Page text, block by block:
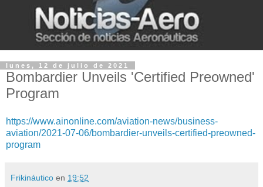
lunes, 12 de julio de 2021
Bombardier Unveils 'Certified Preowned'
Program
https://www.ainonline.com/aviation-news/business-
aviation/2021-07-06/bombardier-unveils-certified-preowned-
program
Frikináutico en 19:52